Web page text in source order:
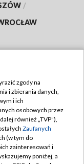
/
zgody na
i zbierania danych,
i ich
osobowych przez
również „TVP”),
Zaufanych
(w tym do
zainteresowań i
poniżej, a